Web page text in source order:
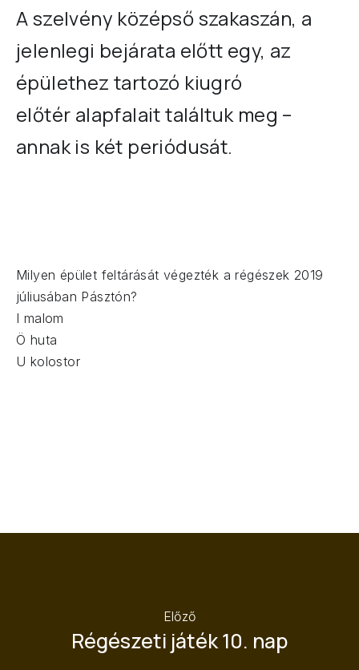
Aszelvény középső szakaszán, a
jelenlegi bejárata előtt egy, az
épülethez tartozó kiugró
előtér alapfalait találtuk meg –
annak is két periódusát.
Milyen épület feltárását végezték a régészek 2019
júliusában Pásztón?
I malom
Ö huta
U kolostor
Előző
Régészeti játék 10. nap